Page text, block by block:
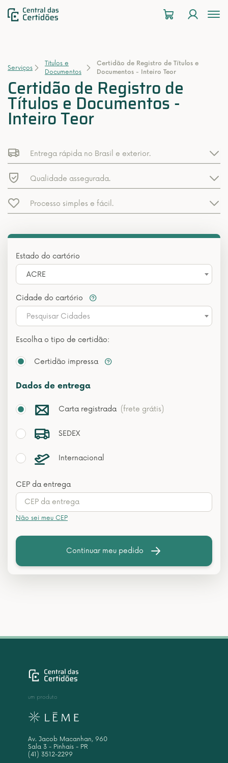
Serviços
Titulos e
Documentos
Certidão de Registro de Títulos e
Documentos - Inteiro Teor
Certidão de Registro de
Títulos e Documentos -
Inteiro Teor
Entrega rápida no Brasil e exterior.
Qualidade assegurada.
Processo simples e fácil.
Estado do cartório
ACRE
Cidade do cartório
Pesquisar Cidades
Escolha o tipo de certidão:
Certidão impressa
Dados de entrega
Carta registrada (frete grátis)
SEDEX
Internacional
CEP da entrega
Não sei meu CEP
Continuar meu pedido
um produto
Av. Jacob Macanhan, 960
Sala 3 - Pinhais - PR
(41) 3512-2299